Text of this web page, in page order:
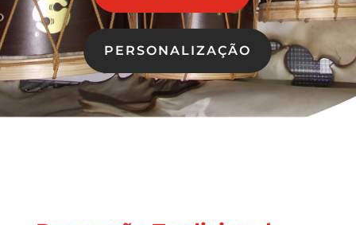
PERSONALIZAÇÃO